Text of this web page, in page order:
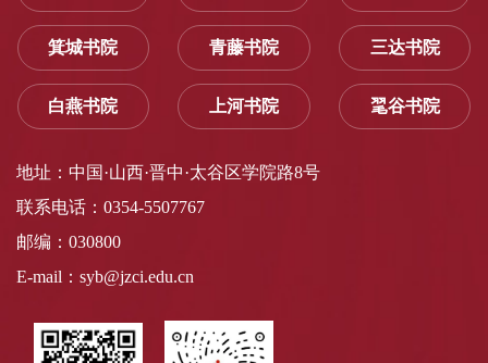
箕城书院 青藤书院 三达书院
白燕书院 上河书院 毣谷书院
地址：中国·山西·晋中·太谷区学院路8号
联系电话：0354-5507767
邮编：030800
E-mail：syb@jzci.edu.cn